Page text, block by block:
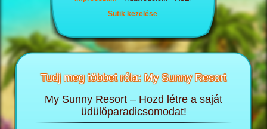
Sütik kezelése
Tudj meg többet róla: My Sunny Resort
My Sunny Resort – Hozd létre a saját
üdülőparadicsomodat!